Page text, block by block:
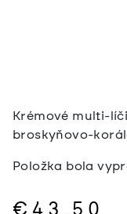
Krémové multi-
broskyňovo-
Položka bola
€43,50